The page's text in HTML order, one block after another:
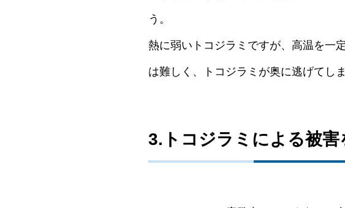
う。
熱に弱いトコジラミですが、高温を一
は難しく、トコジラミが奥に逃げてし
3.トコジラミによる被害